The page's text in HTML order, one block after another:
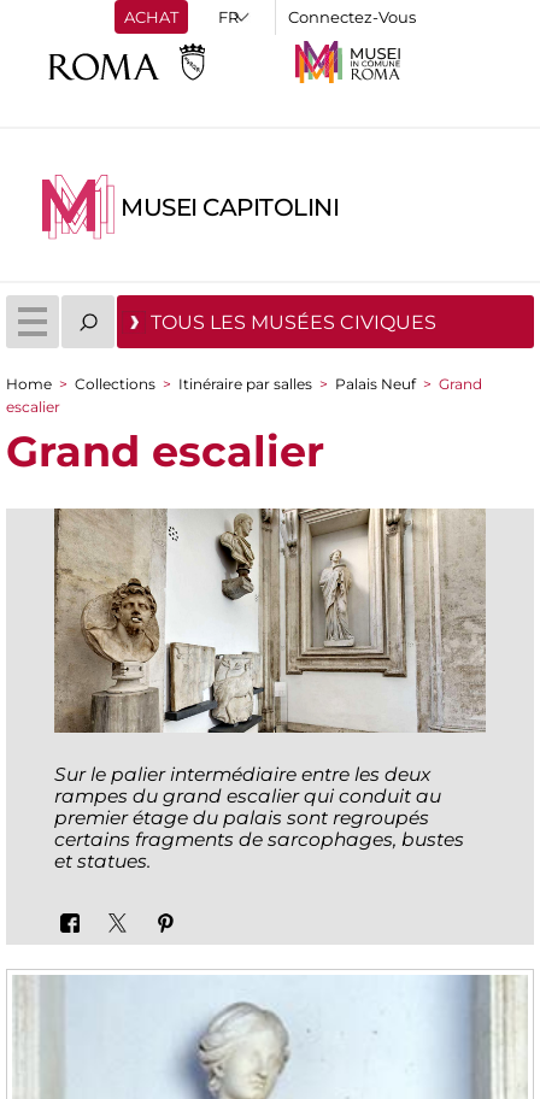
ACHAT Connectez-Vous
MUSEI CAPITOLINI
TOUS LES MUSÉES CIVIQUES
You are here
Home > Collections > Itinéraire par salles > Palais Neuf > Grand
escalier
Grand escalier
Sur le palier intermédiaire entre les deux
rampes du grand escalier qui conduit au
premier étage du palais sont regroupés
certains fragments de sarcophages, bustes
et statues.